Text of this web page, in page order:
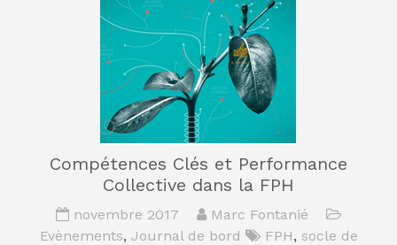
Compétences Clés et Performance
Collective dans la FPH
novembre 2017
Marc Fontanié
Evènements, Journal de bord FPH, socle de